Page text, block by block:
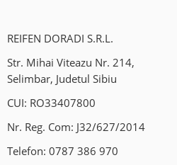
REIFEN DORADI S.R.L.
Str. Mihai Viteazu Nr. 214,
Selimbar, Judetul Sibiu
CUI: RO33407800
Nr. Reg. Com: J32/627/2014
Telefon: 0787 386 970